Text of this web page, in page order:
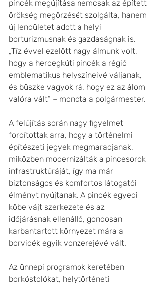
pincék megújítása nemcsak az épített
örökség megőrzését szolgálta, hanem
új lendületet adott a helyi
borturizmusnak és gazdaságnak is.
„Tíz évvel ezelőtt nagy álmunk volt,
hogy a hercegkúti pincék a régió
emblematikus helyszíneivé váljanak,
és büszke vagyok rá, hogy ez az álom
valóra vált” – mondta a polgármester.
A felújítás során nagy figyelmet
fordítottak arra, hogy a történelmi
építészeti jegyek megmaradjanak,
miközben modernizálták a pincesorok
infrastruktúráját, így ma már
biztonságos és komfortos látogatói
élményt nyújtanak. A pincék egyedi
kőbe vájt szerkezete és az
időjárásnak ellenálló, gondosan
karbantartott környezet mára a
borvidék egyik vonzerejévé vált.
Az ünnepi programok keretében
borkóstolókat, helytörténeti